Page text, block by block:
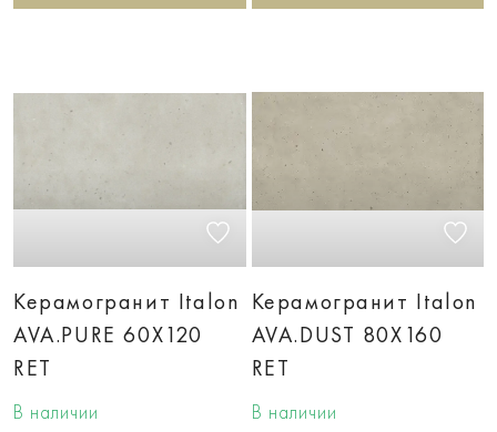
Керамогранит Italon
AVA.PURE 60X120
RET
В наличии
Керамогранит Italon
AVA.DUST 80X160
RET
В наличии